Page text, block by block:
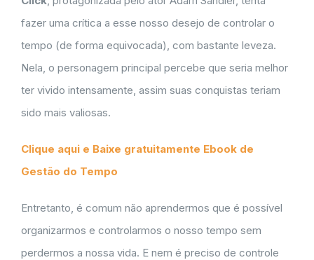
fazer uma crítica a esse nosso desejo de controlar o
tempo (de forma equivocada), com bastante leveza.
Nela, o personagem principal percebe que seria melhor
ter vivido intensamente, assim suas conquistas teriam
sido mais valiosas.
Clique aqui e Baixe gratuitamente Ebook de
Gestão do Tempo
Entretanto, é comum não aprendermos que é possível
organizarmos e controlarmos o nosso tempo sem
perdermos a nossa vida. E nem é preciso de controle